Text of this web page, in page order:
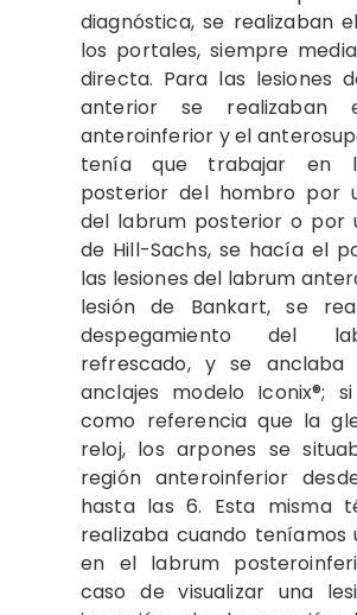
diagnóstica, se realizaban
los portales, siempre
directa. Para las lesiones
anterior se realizaban
anteroinferior y el
tenía que trabajar en
posterior del hombro por
del labrum posterior o por
de Hill-Sachs, se hacía el
las lesiones del labrum
lesión de Bankart, se
despegamiento del
refrescado, y se anclaba
anclajes modelo Iconix®;
como referencia que la
reloj, los arpones se
región anteroinferior
hasta las 6. Esta misma
realizaba cuando teníamos
en el labrum
caso de visualizar una